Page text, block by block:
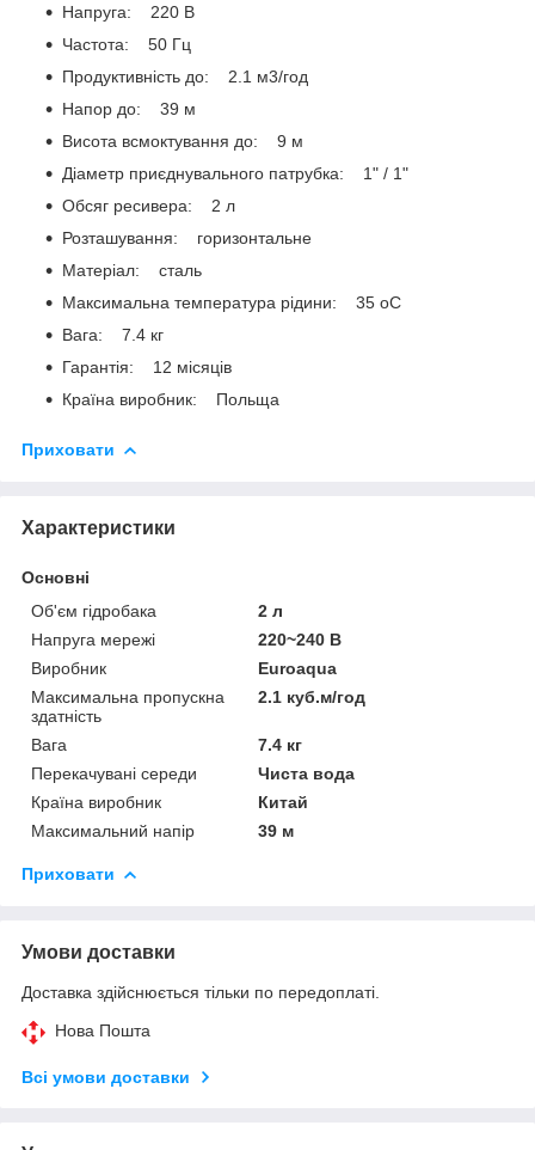
Напруга: 220 В
Частота: 50 Гц
Продуктивність до: 2.1 м3/год
Напор до: 39 м
Висота всмоктування до: 9 м
Діаметр приєднувального патрубка: 1" / 1"
Обсяг ресивера: 2 л
Розташування: горизонтальне
Матеріал: сталь
Максимальна температура рідини: 35 oС
Вага: 7.4 кг
Гарантія: 12 місяців
Країна виробник: Польща
Приховати
Характеристики
Основні
Об'єм гідробака
2 л
Напруга мережі
220~240 В
Виробник
Euroaqua
Максимальна пропускна
здатність
2.1 куб.м/год
Вага
7.4 кг
Перекачувані середи
Чиста вода
Країна виробник
Китай
Максимальний напір
39 м
Приховати
Умови доставки
Доставка здійснюється тільки по передоплаті.
Нова Пошта
Всі умови доставки